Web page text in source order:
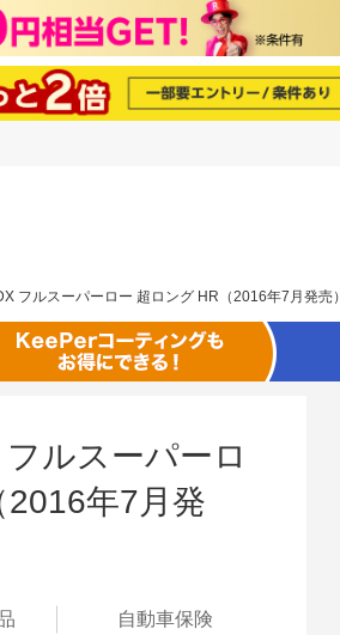
フルスーパーロー 超ロング HR（2016年7月発売）
ルスーパーロ
年7月発
自動車保険